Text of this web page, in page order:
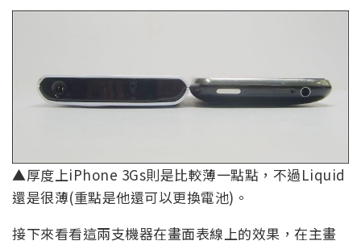
▲厚度上iPhone 3Gs則是比較薄一點點，不過Liquid
還是很薄(重點是他還可以更換電池)。
接下來看看這兩支機器在畫面表線上的效果，在主畫